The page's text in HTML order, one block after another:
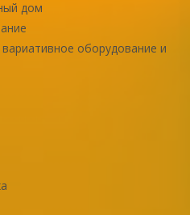
дом
оборудование и